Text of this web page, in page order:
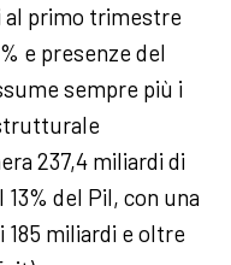
al primo trimestre
e presenze del
sempre più i
237,4 miliardi di
del Pil, con una
miliardi e oltre